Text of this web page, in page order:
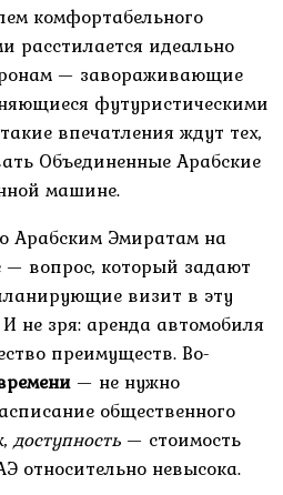
комфортабельного
расстилается идеально
— завораживающие
футуристическими
впечатления ждут тех,
Объединенные Арабские
машине.
Арабским Эмиратам на
вопрос, который задают
визит в эту
не зря: аренда автомобиля
преимуществ. Во-
— не нужно
общественного
доступность — стоимость
относительно невысока.